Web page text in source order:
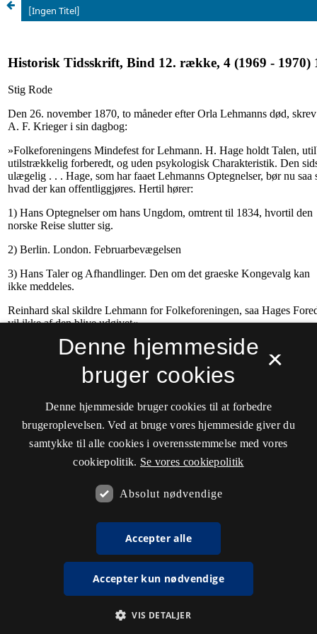
[Ingen Titel]
×
Denne hjemmeside
bruger cookies
Denne hjemmeside bruger cookies til at forbedre
brugeroplevelsen. Ved at bruge vores hjemmeside giver du
samtykke til alle cookies i overensstemmelse med vores
cookiepolitik. Se vores cookiepolitik
Absolut nødvendige
Accepter alle
Accepter kun nødvendige
VIS DETALJER